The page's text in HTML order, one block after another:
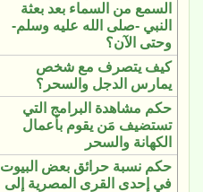
السمع من السماء بعد بعثة
النبي -صلى الله عليه وسلم-
وحتى الآن؟
كيف يتصرف مع شخص
يمارس الدجل والسحر؟
حكم مشاهدة البرامج التي
تستضيف مَن يقوم بأعمال
الكهانة والسحر
حكم نسبة حرائق بعض البيوت
في إحدى القرى المصرية إلى